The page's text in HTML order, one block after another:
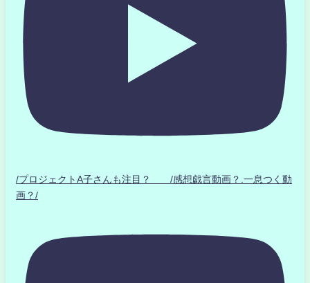
/プロジェクトA子さんも注目？ /感想戯言動画？.一息つく動
画？/